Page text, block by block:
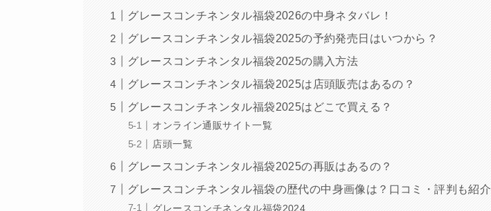
グレースコンチネンタル福袋2026の中身ネタバレ！
グレースコンチネンタル福袋2025の予約発売日はいつから？
グレースコンチネンタル福袋2025の購入方法
グレースコンチネンタル福袋2025は店頭販売はあるの？
グレースコンチネンタル福袋2025はどこで買える？
オンライン通販サイト一覧
店頭一覧
グレースコンチネンタル福袋2025の再販はあるの？
グレースコンチネンタル福袋の歴代の中身画像は？口コミ・評判も紹介
グレースコンチネンタル福袋2024